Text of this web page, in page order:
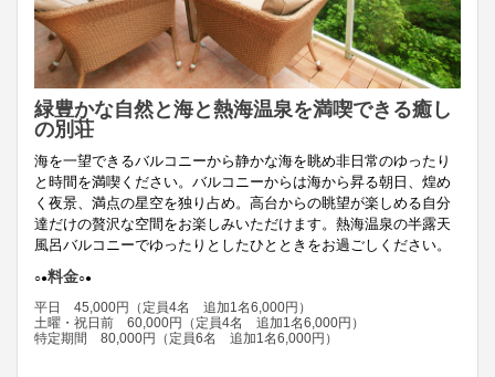
緑豊かな自然と海と熱海温泉を満喫できる癒し
の別荘
海を一望できるバルコニーから静かな海を眺め非日常のゆったり
と時間を満喫ください。バルコニーからは海から昇る朝日、煌め
く夜景、満点の星空を独り占め。高台からの眺望が楽しめる自分
達だけの贅沢な空間をお楽しみいただけます。 熱海温泉の半露天
風呂バルコニーでゆったりと したひとときをお過ごしください。
○●料金○●
平日 45,000円（定員4名 追加1名6,000円）
土曜・祝日前 60,000円 （定員4名 追加1名6,000円）
特定期間 80, 000円 （定員6名 追加1名6,000円）